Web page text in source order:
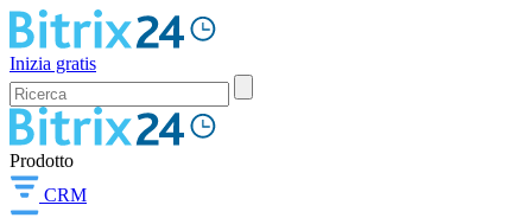
Inizia gratis
Prodotto
CRM